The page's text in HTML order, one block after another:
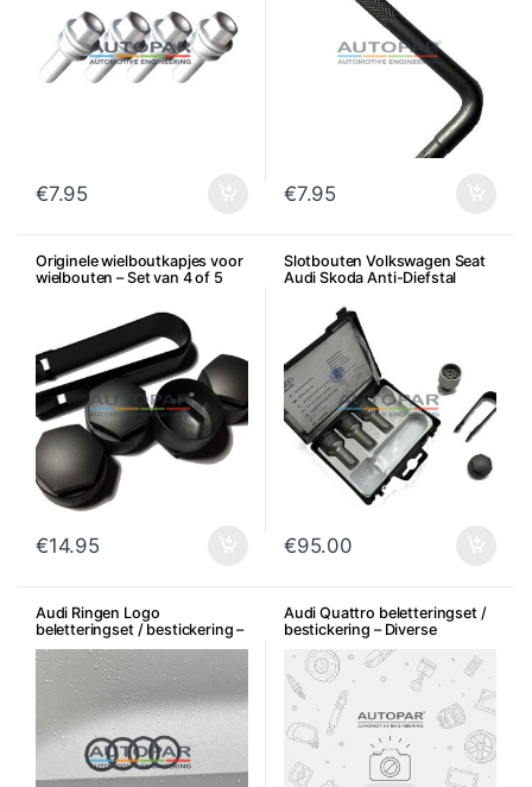
€7.95 €7.95
Originele wielboutkapjes voor
wielbouten – Set van 4 of 5
€14.95
Slotbouten Volkswagen Seat
Audi Skoda Anti-Diefstal
€95.00
Audi Ringen Logo
beletteringset / bestickering –
Diverse kleuren
Audi Quattro beletteringset /
bestickering – Diverse
uitvoeringen